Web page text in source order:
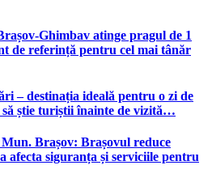
atinge pragul de 1
de referință pentru cel mai tânăr
– destinația ideală pentru o zi de
știe turiștii înainte de vizită…
Brașov: Brașovul reduce
afecta siguranța și serviciile pentru